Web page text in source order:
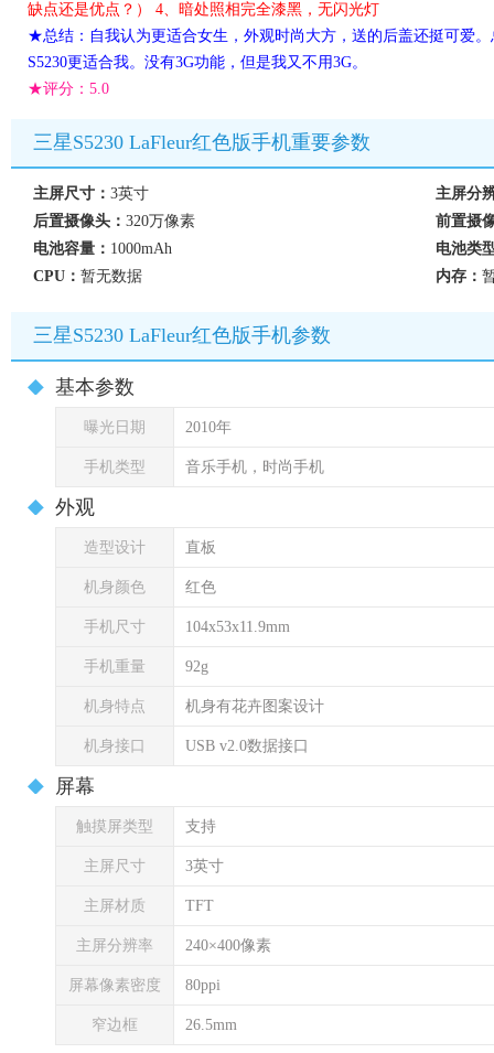
缺点还是优点？） 4、暗处照相完全漆黑，无闪光灯
★总结：自我认为更适合女生，外观时尚大方，送的后盖还挺可爱
S5230更适合我。没有3G功能，但是我又不用3G。
★评分： 5.0
三星S5230 LaFleur红色版手机重要参数
主屏尺寸： 3英寸
主屏分
后置摄像头： 320万像素
前置摄
电池容量： 1000mAh
电池类
CPU： 暂无数据 内存：
三星S5230 LaFleur红色版手机参数
基本参数
曝光日期 2010年
手机类型 音乐手机，时尚手机
外观
造型设计 直板
机身颜色 红色
手机尺寸 104x53x11.9mm
手机重量 92g
机身特点 机身有花卉图案设计
机身接口 USB v2.0数据接口
屏幕
触摸屏类型 支持
主屏尺寸 3英寸
主屏材质 TFT
主屏分辨率 240×400像素
屏幕像素密度 80ppi
窄边框 26.5mm